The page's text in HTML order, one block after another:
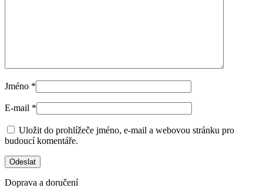
Jméno *
E-mail *
Uložit do prohlížeče jméno, e-mail a webovou stránku pro
budoucí komentáře.
Doprava a doručení